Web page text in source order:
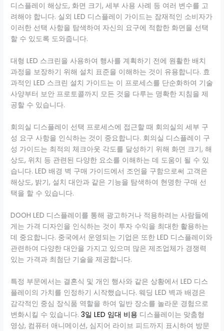
디스플레이 해상도, 화면 크기, 세부 사용 사례 등 여러 변수를 고
려해야 합니다. 실외 LED 디스플레이 가이드는 잠재적인 소비자가
이러한 선택 사항을 탐색하여 자신의 요구에 적합한 화면을 선택
할 수 있도록 도와줍니다.
대형 LED 스크린을 사용하여 행사를 계획하기 전에 원활한 배치
과정을 보장하기 위해 설치 표준을 이해하는 것이 유용합니다. 효
과적인 LED 스크린 설치 가이드는 이 프로세스를 단순화하여 기술
사양부터 보안 프로토콜까지 모든 것을 다루는 명확한 지침을 제
공할 수 있습니다.
회의실 디스플레이 선택 프로세스에 접근할 때 회의실의 세부 구
성 요구 사항을 인식하는 것이 중요합니다. 회의실 디스플레이 구
성 가이드는 최적의 체크아웃 각도를 달성하기 위해 화면 크기, 해
상도, 위치 등 관련된 다양한 요소를 이해하는 데 도움이 될 수 있
습니다. LED 배경 벽 구매 가이드에서 조언을 구함으로써 고객은
해상도, 밝기, 설치 대안과 같은 기능을 탐색하여 현명한 구매 선
택을 할 수 있습니다.
DOOH LED 디스플레이를 통해 광고하거나 적용하려는 사람들에
게는 가격 디자인을 인식하는 것이 투자 수익을 최대한 활용하는
데 중요합니다. 중국에서 운영되는 기업은 또한 LED 디스플레이와
관련하여 다양한 대안을 가지고 있으며 많은 제조업체가 경쟁력
있는 가격과 최첨단 기술을 제공합니다.
특정 부문에서는 결혼식 및 개인 행사와 같은 상황에서 LED 디스
플레이의 가치를 인정하기 시작했습니다. 웨딩 LED 벽과 배경은
감각적인 중심 장식품 역할을 하여 일반 장소를 놀라운 경험으로
변화시킬 수 있습니다.3일 LED 임대 비용 디스플레이는 맞춤형
영상, 컴퓨터 애니메이션, 심지어 라이브 피드까지 표시하여 방문